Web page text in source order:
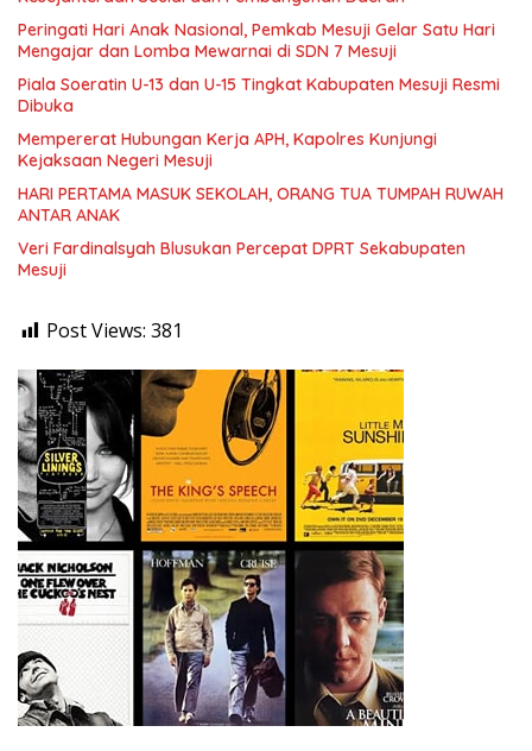
Peringati Hari Anak Nasional, Pemkab Mesuji Gelar Satu Hari
Mengajar dan Lomba Mewarnai di SDN 7 Mesuji
Piala Soeratin U-13 dan U-15 Tingkat Kabupaten Mesuji Resmi
Dibuka
Mempererat Hubungan Kerja APH, Kapolres Kunjungi
Kejaksaan Negeri Mesuji
HARI PERTAMA MASUK SEKOLAH, ORANG TUA TUMPAH RUWAH
ANTAR ANAK
Veri Fardinalsyah Blusukan Percepat DPRT Sekabupaten
Mesuji
Post Views: 381